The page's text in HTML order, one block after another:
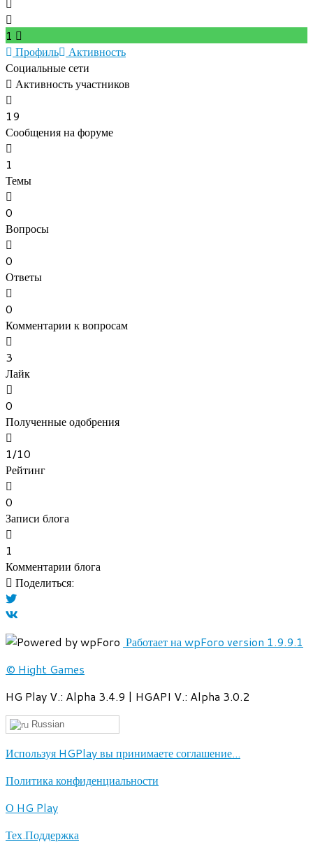
1
Профиль
Активность
Социальные сети
Активность участников
19
Сообщения на форуме
1
Темы
0
Вопросы
0
Ответы
0
Комментарии к вопросам
3
Лайк
0
Полученные одобрения
1/10
Рейтинг
0
Записи блога
1
Комментарии блога
Поделиться:
Работает на wpForo version 1.9.9.1
© Hight Games
HG Play V.: Alpha 3.4.9 | HGAPI V.: Alpha 3.0.2
Russian
Используя HGPlay вы принимаете соглашение...
Политика конфиденциальности
О HG Play
Тех.Поддержка